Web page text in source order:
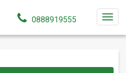
T
l
0888919555